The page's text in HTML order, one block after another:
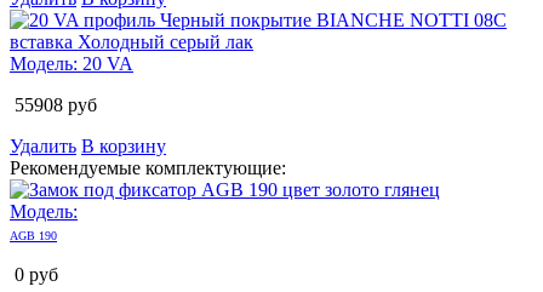
Модель: 20 VA
55908 руб
Удалить В корзину
Рекомендуемые комплектующие:
Модель:
AGB 190
0 руб